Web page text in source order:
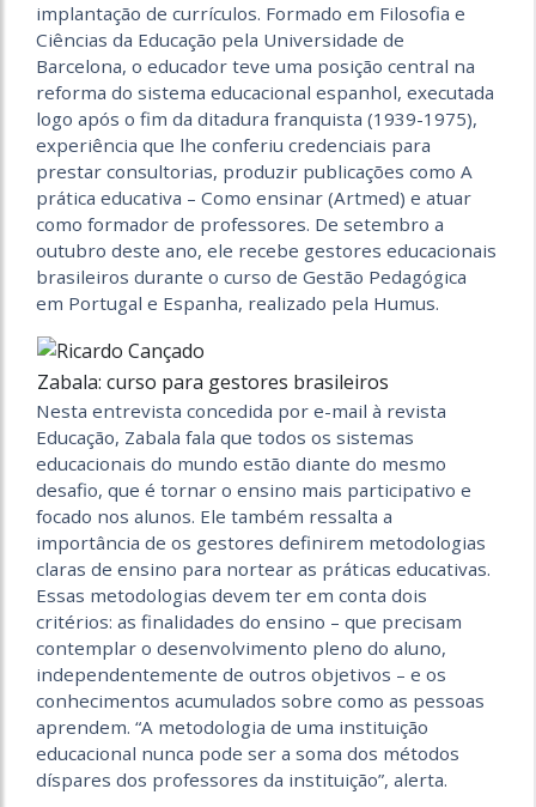
implantação de currículos. Formado em Filosofia e
Ciências da Educação pela Universidade de
Barcelona, o educador teve uma posição central na
reforma do sistema educacional espanhol, executada
logo após o fim da ditadura franquista (1939-1975),
experiên­cia que lhe conferiu credenciais para
prestar consultorias, produzir pu­blicações como A
prática educa­tiva – Como ensinar (Artmed) e atuar
como formador de professores. De setembro a
outubro deste ano, ele recebe gestores educacionais
brasileiros durante o curso de Gestão Pedagógica
em Portugal e Espanha, realizado pela Humus.
Zabala: curso para gestores brasileiros
Nesta entrevista concedida por e-mail à revista
Educação, Zabala fala que todos os sistemas
educacionais do mundo estão diante do mesmo
desafio, que é tornar o ensino mais participativo e
focado nos alunos. Ele também ressalta a
importância de os gestores definirem metodologias
claras de ensino para nortear as práticas educativas.
Essas metodologias devem ter em conta dois
critérios: as finalidades do ensino – que precisam
contemplar o desenvolvimento pleno do aluno,
independentemente de outros objetivos – e os
conhecimentos acumulados sobre como as pessoas
aprendem. “A metodologia de uma instituição
educacional nunca pode ser a soma dos métodos
díspares dos professores da instituição”, alerta.